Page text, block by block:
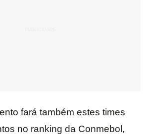
fará também estes times
no ranking da Conmebol,